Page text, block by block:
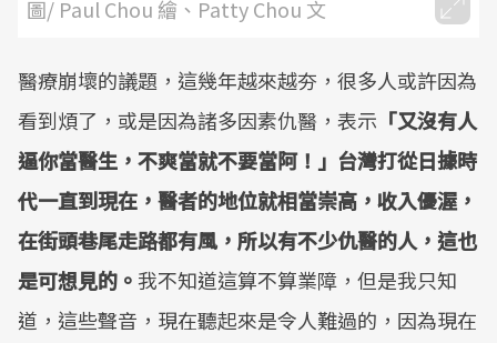
圖/ Paul Chou 繪、Patty Chou 文
醫療崩壞的議題，這幾年越來越夯，很多人或許因為
看到煩了，或是因為諸多因素仇醫，表示 「又沒有人
逼你當醫生，不爽當就不要當阿！」台灣打從日據時
代一直到現在，醫者的地位就相當崇高，收入優渥，
在街頭巷尾走路都有風，所以有不少仇醫的人，這也
是可想見的。 我不知道這算不算業障，但是我只知
道，這些聲音，現在聽起來是令人難過的，因為現在